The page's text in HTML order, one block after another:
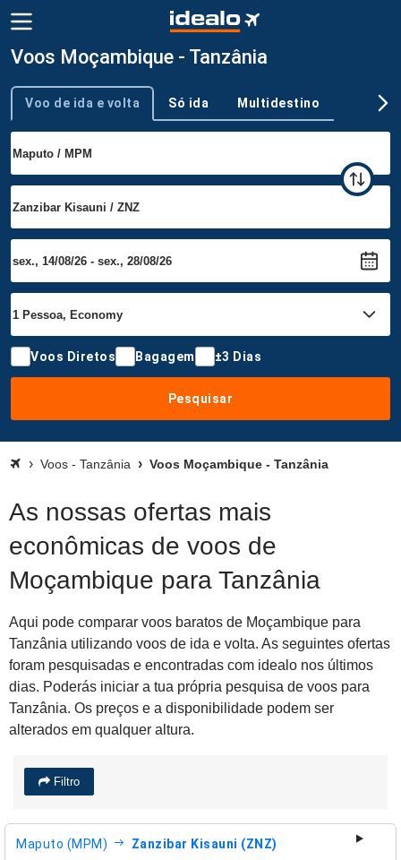
Voos Moçambique - Tanzânia
Tipo de viagem
Voo de ida e volta Só ida Multidestino
Voos Diretos Bagagem ±3 Dias
Pesquisar
Voos - Tanzânia Voos Moçambique - Tanzânia
As nossas ofertas mais
econômicas de voos de
Moçambique para Tanzânia
Aqui pode comparar voos baratos de Moçambique para
Tanzânia utilizando voos de ida e volta. As seguintes ofertas
foram pesquisadas e encontradas com idealo nos últimos
dias. Poderás iniciar a tua própria pesquisa de voos para
Tanzânia. Os preços e a disponibilidade podem ser
alterados em qualquer altura.
Filtro
Maputo (MPM) Zanzibar Kisauni (ZNZ)